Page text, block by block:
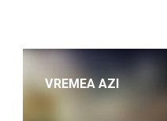
VREMEA AZI